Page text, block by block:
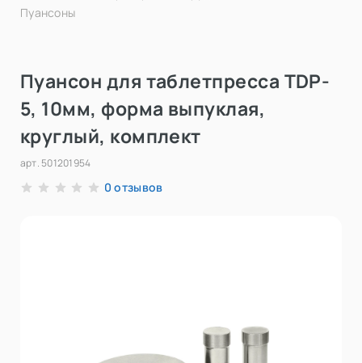
Пуансоны
Пуансон для таблетпресса TDP-
5, 10мм, форма выпуклая,
круглый, комплект
арт. 501201954
0 отзывов